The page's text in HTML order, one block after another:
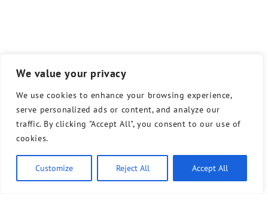
We value your privacy
We use cookies to enhance your browsing experience,
serve personalized ads or content, and analyze our
traffic. By clicking "Accept All", you consent to our use of
cookies.
Customize Reject All Accept All